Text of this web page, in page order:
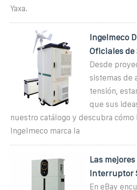
Yaxa.
Ingelmeco
Oficiales de
Desde
sistemas de
tensión,
que sus
nuestro catálogo y descubra cómo
Ingelmeco marca la
Las
Interruptor
En eBay